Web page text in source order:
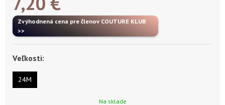
Zvýhodnená cena pre členov COUTURE KLUB
>>
Veľkosti:
24M
Na sklade